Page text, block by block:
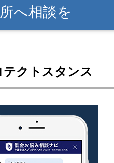
へ相談を
クトスタンス